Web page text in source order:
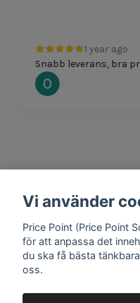
1 year ago
Snabb leverans, bra
Oscar Svensson
1 year ago
Mathias Johansson
Vi använder
Price Point (Price Point
för att anpassa det
du ska få bästa
oss.